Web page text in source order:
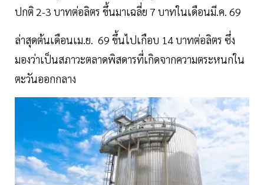
ปกติ 2-3 บาทต่อลิตร ขึ้นมาเฉลี่ย 7 บาทในเดือนมี.ค. 69
ล่าสุดต้นเดือนเม.ย. 69 ขึ้นไปเกือบ 14 บาทต่อลิตร ซึ่ง
มองว่าเป็นสภาวะตลาดพิสดารที่เกิดจากความตระหนกใน
ตะวันออกกลาง